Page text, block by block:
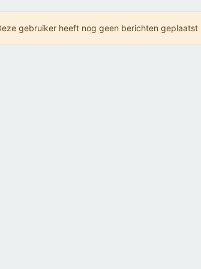
gebruiker heeft nog geen berichten geplaatst